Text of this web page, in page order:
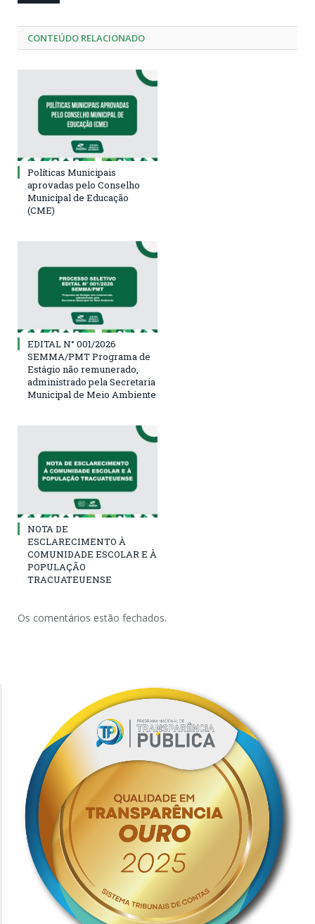
CONTEÚDO RELACIONADO
Políticas Municipais
aprovadas pelo Conselho
Municipal de Educação
(CME)
EDITAL N° 001/2026
SEMMA/PMT Programa de
Estágio não remunerado,
administrado pela Secretaria
Municipal de Meio Ambiente
NOTA DE
ESCLARECIMENTO À
COMUNIDADE ESCOLAR E À
POPULAÇÃO
TRACUATEUENSE
Os comentários estão fechados.